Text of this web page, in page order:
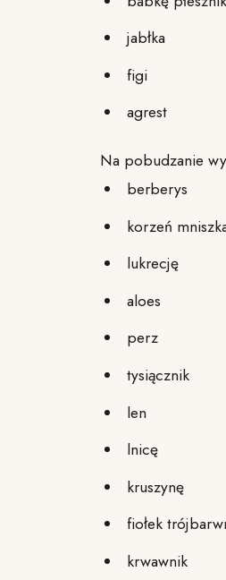
jabłka
figi
agrest
Na pobudzanie
berberys
korzeń
lukrecję
aloes
perz
tysiącznik
len
lnicę
kruszynę
fiołek
krwawnik